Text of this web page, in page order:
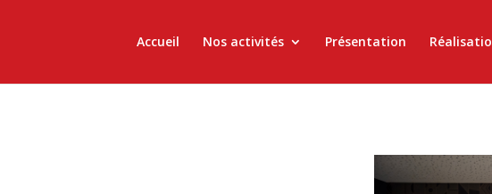
Accueil Nos activités Présentation